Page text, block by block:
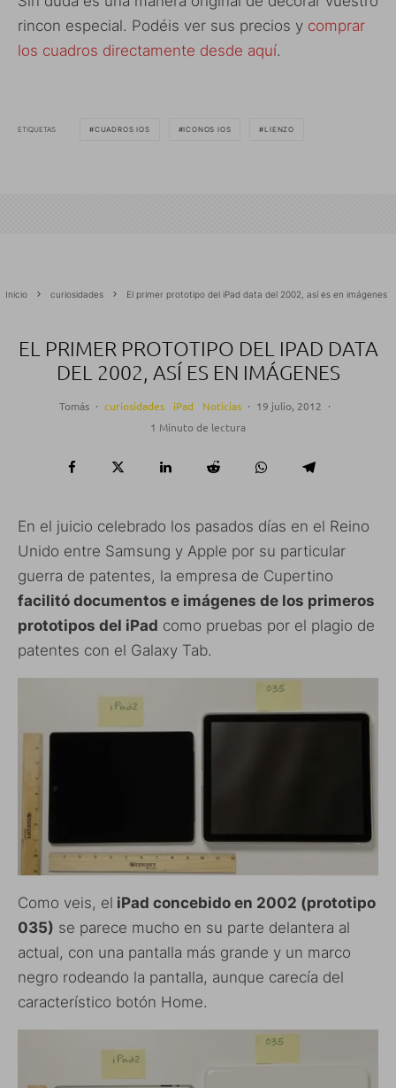
rincon especial. Podéis ver sus precios y comprar
los cuadros directamente desde aquí.
ETIQUETAS CUADROS IOS ICONOS IOS LIENZO
Inicio curiosidades El primer prototipo del iPad data del 2002, así es en imágenes
EL PRIMER PROTOTIPO DEL IPAD DATA
DEL 2002, ASÍ ES EN IMÁGENES
Tomás · curiosidades iPad Noticias · 19 julio, 2012 ·
1 Minuto de lectura
En el juicio celebrado los pasados días en el Reino
Unido entre Samsung y Apple por su particular
guerra de patentes, la empresa de Cupertino
facilitó documentos e imágenes de los primeros
prototipos del iPad como pruebas por el plagio de
patentes con el Galaxy Tab.
Como veis, el iPad concebido en 2002 (prototipo
035) se parece mucho en su parte delantera al
actual, con una pantalla más grande y un marco
negro rodeando la pantalla, aunque carecía del
característico botón Home.